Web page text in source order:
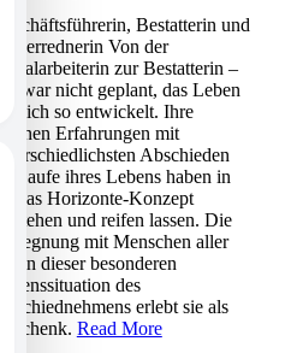
Geschäftsführerin, Bestatterin und
Trauerrednerin Von der
Sozialarbeiterin zur Bestatterin –
das war nicht geplant, das Leben
hat sich so entwickelt. Ihre
eigenen Erfahrungen mit
unterschiedlichsten Abschieden
im Laufe ihres Lebens haben in
ihr das Horizonte-Konzept
entstehen und reifen lassen. Die
Begegnung mit Menschen aller
Art in dieser besonderen
Lebenssituation des
Abschiednehmens erlebt sie als
Geschenk. Read More